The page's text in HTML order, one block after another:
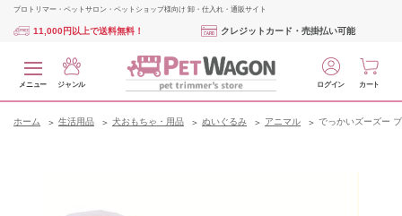
プロトリマー・ペットサロン・ペットショップ様向け 卸・仕入れ・通販サイト
11,000円以上で送料無料！ クレジットカード・売掛払い可能
メニュー ジャンル ログイン カート
ホーム 生活用品 犬おもちゃ・用品 ぬいぐるみ アニマル でっかいズーズー